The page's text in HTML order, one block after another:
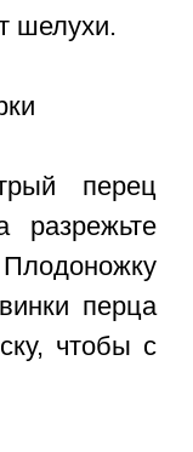
шелухи.
перец
разрежьте
перца
чтобы с